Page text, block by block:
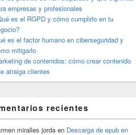
empresas y profesionales
es el RGPD y cómo cumplirlo en tu
es el factor humano en ciberseguridad y
mitigarlo
de contenidos: cómo crear contenido
atraiga clientes
recientes
miralles jorda en Descarga de epub en